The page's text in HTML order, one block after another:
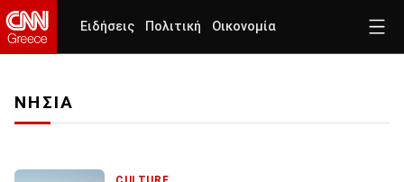
Ειδήσεις Πολιτική Οικονομία
ΝΗΣΙΑ